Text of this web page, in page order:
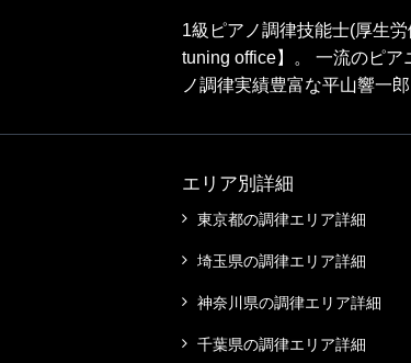
1級ピアノ調律技能士(厚生
tuning office】。 一流のピ
ノ調律実績豊富な平山響一
エリア別詳細
東京都の調律エリア詳細
埼玉県の調律エリア詳細
神奈川県の調律エリア詳細
千葉県の調律エリア詳細